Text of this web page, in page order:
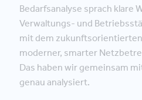
Bedarfsanalyse sprach klare
Verwaltungs- und
mit dem
moderner, smarter
Das haben wir gemeinsam
genau analysiert.